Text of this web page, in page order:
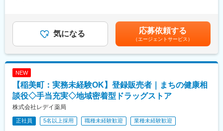
■キャリアパス
入社直後は品質試験スタッフとしての業務に従事していただきま
すが、将来的には適正に応じて品質管理・保証、研究・開発など
のポジションへの異動も可能です。半年ごとの1on1面談を通じ
兵庫工場では原薬・中間体製造に必要な最新設備を備え、日々点
検・メンテナンスを実施。東和薬品の100％子会社として、高品
貢献しています。原薬の研究ノウハウを活かした選定・品質管理
を行うことで、品質の高い原薬を安定的に確保する体制を構築
・商品陳列・売場づくり
・発注・在庫管理
・売上・数値管理の補助
・スタッフのサポート業務
☆経験や適性に応じて、将来的にはスタッフの育成、
だく可能性があります。
＼仕事のやりがい／
レデイ薬局は、地域に密着したドラッグストアとして、
「健康相談ができる身近な存在」を目指しています。
◎日々の接客を通じてお客様から直接「ありがとう」をもらえる
可能性があります。月給(月額)は固定手当を含めた表記です。
気になる 応募依頼する
（エージェントサービス）
NEW
【稲美町：実務未経験OK】登録販売者｜まちの健康相
談役◇手当充実◇地域密着型ドラッグストア
株式会社レデイ薬局
正社員 5名以上採用 職種未経験歓迎 業種未経験歓迎